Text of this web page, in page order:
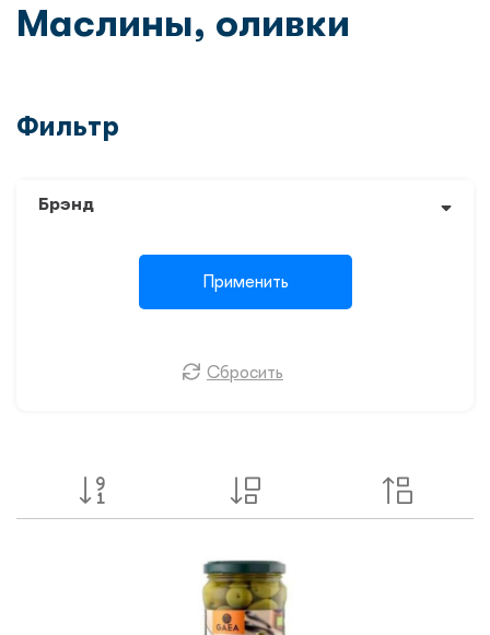
Маслины, оливки
Фильтр
Брэнд
Применить
Сбросить